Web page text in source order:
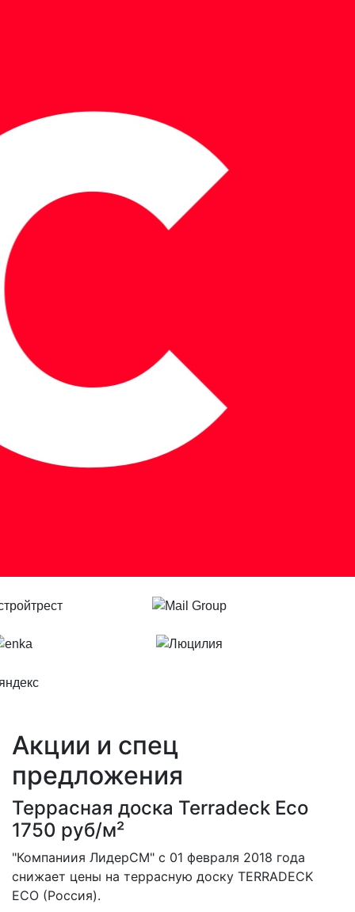
Акции и спец
предложения
Eco
года
Террасная доска
"Компаниия ЛидерСМ" с 01 февраля
снижает цены на террасную доску